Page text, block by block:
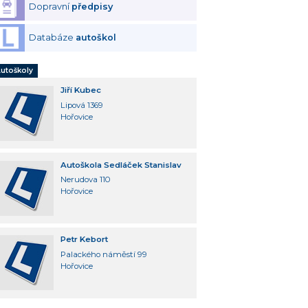
Dopravní předpisy
Databáze autoškol
Jiří Kubec
Lipová 1369
Hořovice
Autoškola Sedláček Stanislav
Nerudova 110
Hořovice
Petr Kebort
Palackého náměstí 99
Hořovice